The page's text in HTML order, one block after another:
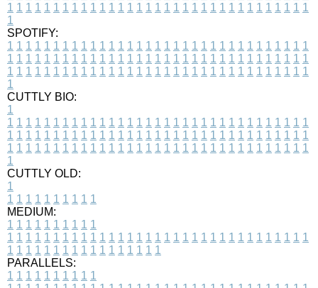
1 1 1 1 1 1 1 1 1 1 1 1 1 1 1 1 1 1 1 1 1 1 1 1 1 1 1 1 1 1 1 1 1
1
SPOTIFY:
1 1 1 1 1 1 1 1 1 1 1 1 1 1 1 1 1 1 1 1 1 1 1 1 1 1 1 1 1 1 1 1 1
1 1 1 1 1 1 1 1 1 1 1 1 1 1 1 1 1 1 1 1 1 1 1 1 1 1 1 1 1 1 1 1 1
1 1 1 1 1 1 1 1 1 1 1 1 1 1 1 1 1 1 1 1 1 1 1 1 1 1 1 1 1 1 1 1 1
1
CUTTLY BIO:
1
1 1 1 1 1 1 1 1 1 1 1 1 1 1 1 1 1 1 1 1 1 1 1 1 1 1 1 1 1 1 1 1 1
1 1 1 1 1 1 1 1 1 1 1 1 1 1 1 1 1 1 1 1 1 1 1 1 1 1 1 1 1 1 1 1 1
1 1 1 1 1 1 1 1 1 1 1 1 1 1 1 1 1 1 1 1 1 1 1 1 1 1 1 1 1 1 1 1 1
1
CUTTLY OLD:
1
1 1 1 1 1 1 1 1 1 1
MEDIUM:
1 1 1 1 1 1 1 1 1 1
1 1 1 1 1 1 1 1 1 1 1 1 1 1 1 1 1 1 1 1 1 1 1 1 1 1 1 1 1 1 1 1 1
1 1 1 1 1 1 1 1 1 1 1 1 1 1 1 1 1
PARALLELS:
1 1 1 1 1 1 1 1 1 1